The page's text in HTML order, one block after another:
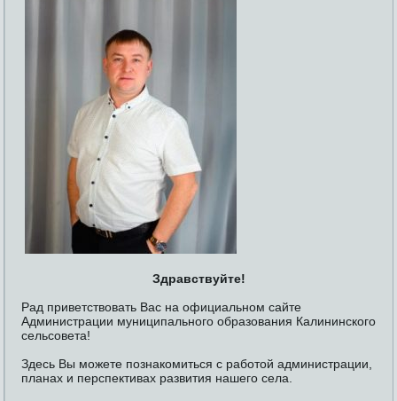
Здравствуйте!
Рад приветствовать Вас на официальном сайте
Администрации муниципального образования Калининского
сельсовета!
Здесь Вы можете познакомиться с работой администрации,
планах и перспективах развития нашего села.